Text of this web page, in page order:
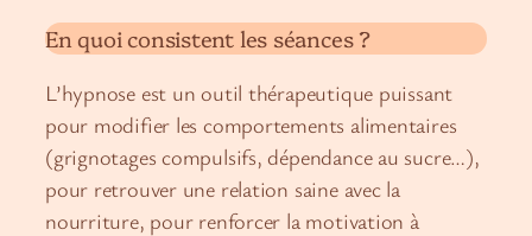
En quoi consistent les séances ?
L’hypnose est un outil thérapeutique puissant
pour modifier les comportements alimentaires
(grignotages compulsifs, dépendance au sucre…),
pour retrouver une relation saine avec la
nourriture, pour renforcer la motivation à